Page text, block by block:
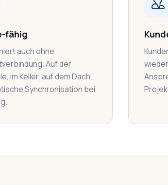
fähig
auch ohne
Auf der
im Keller, auf dem Dach.
Synchronisation bei